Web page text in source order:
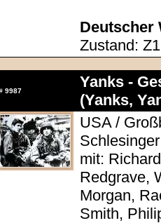
Deutscher
Zustand: Z1
9987
Yanks -
(Yanks,
USA /
Schlesinger
mit:
Redgrave,
Morgan,
Smith,